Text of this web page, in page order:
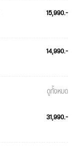
15,990.-
14,990.-
ดูทั้งหมด
31,990.-